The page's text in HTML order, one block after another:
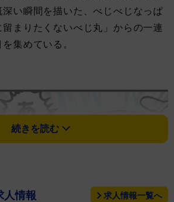
い瞬間を描いた、べじべじなっぱ
まりたくないべじ丸」からの一連
集めている。
続きを読む
人情報 求人情報一覧へ